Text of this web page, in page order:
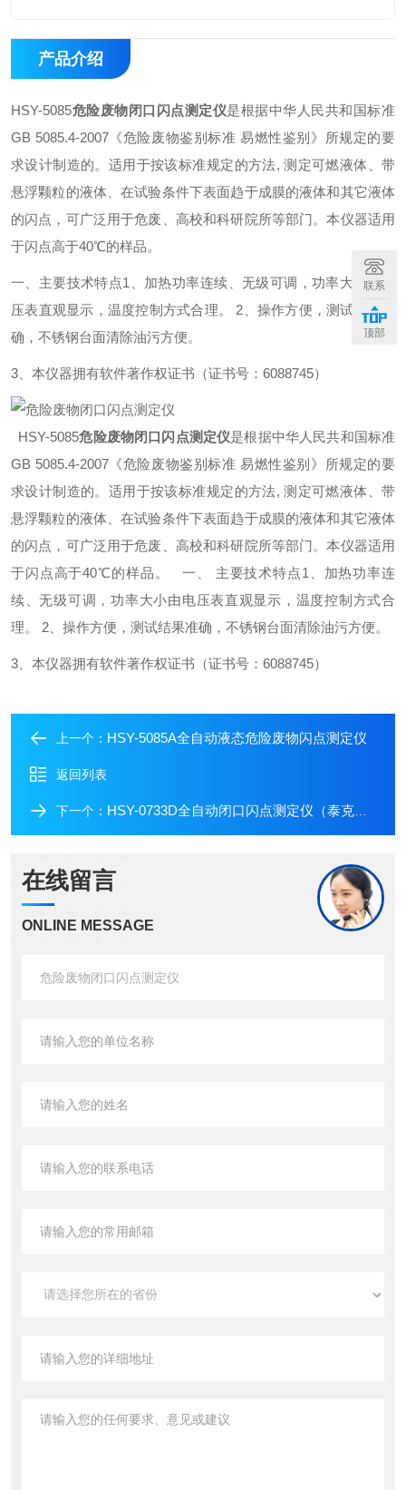
产品介绍
HSY-5085危险废物闭口闪点测定仪是根据中华人民共和国标准
GB 5085.4-2007《危险废物鉴别标准 易燃性鉴别》所规定的要
求设计制造的。适用于按该标准规定的方法, 测定可燃液体、带
悬浮颗粒的液体、在试验条件下表面趋于成膜的液体和其它液体
的闪点，可广泛用于危废、高校和科研院所等部门。本仪器适用
于闪点高于40℃的样品。
一、主要技术特点1、加热功率连续、无级可调，功率大小由电
压表直观显示，温度控制方式合理。 2、操作方便，测试结果准
确，不锈钢台面清除油污方便。
3、本仪器拥有软件著作权证书（证书号：6088745）
HSY-5085危险废物闭口闪点测定仪是根据中华人民共和国标准
GB 5085.4-2007《危险废物鉴别标准 易燃性鉴别》所规定的要
求设计制造的。适用于按该标准规定的方法, 测定可燃液体、带
悬浮颗粒的液体、在试验条件下表面趋于成膜的液体和其它液体
的闪点，可广泛用于危废、高校和科研院所等部门。本仪器适用
于闪点高于40℃的样品。
一、 主要技术特点1、加热功率连
续、无级可调，功率大小由电压表直观显示，温度控制方式合
理。 2、操作方便，测试结果准确，不锈钢台面清除油污方便。
3、本仪器拥有软件著作权证书（证书号：6088745）
上一个： HSY-5085A全自动液态危险废物闪点测定仪
返回列表
下一个： HSY-0733D全自动闭口闪点测定仪（泰克闭口杯法）
在线留言
ONLINE MESSAGE
联系
顶部